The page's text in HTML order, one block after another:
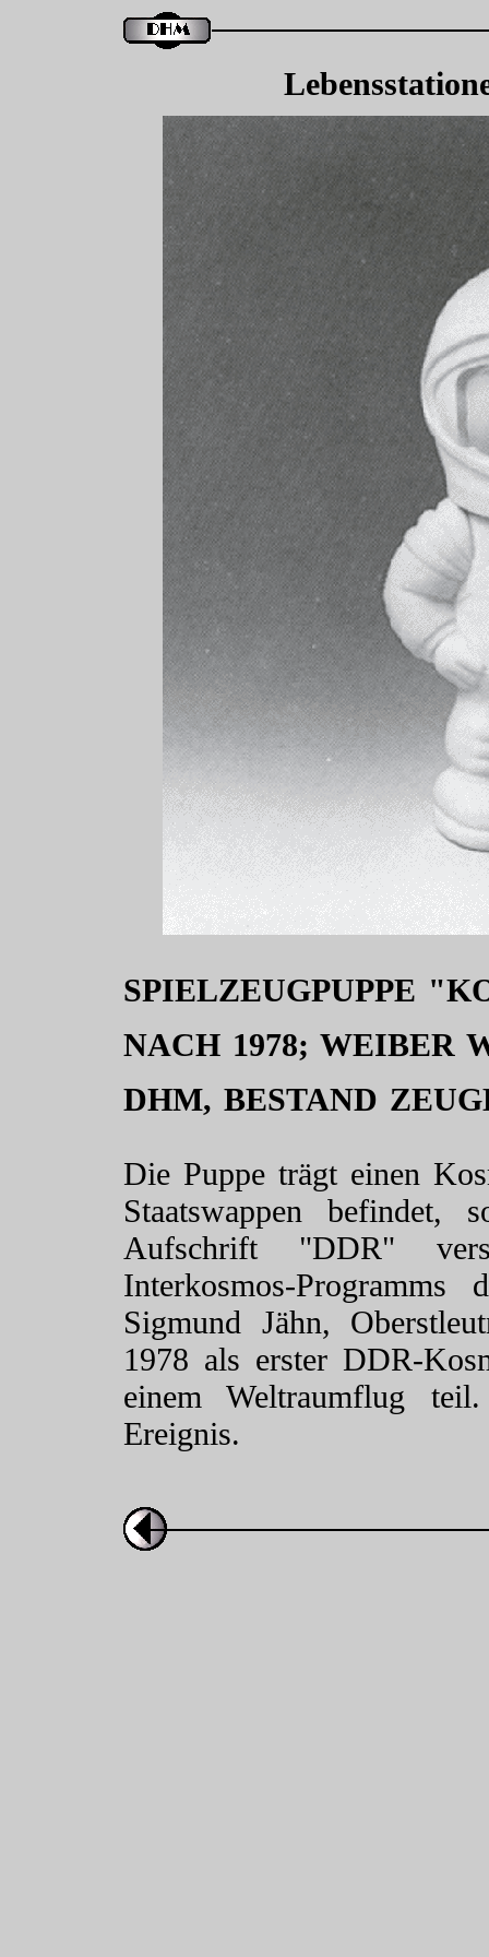
SPIELZEUGPUPPE
NACH 1978; WEIBER
DHM, BESTAND
Die Puppe trägt einen
Staatswappen
Aufschrift "DDR"
Interkosmos-
Sigmund Jähn,
1978 als erster DDR-
einem Weltraumflug
Ereignis.